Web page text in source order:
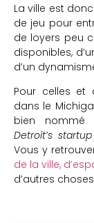
La ville est
de jeu pour
de loyers peu
disponibles,
d’un
Pour celles et
dans le
bien nommé
Detroit’s
Vous y
de la ville,
d’autres